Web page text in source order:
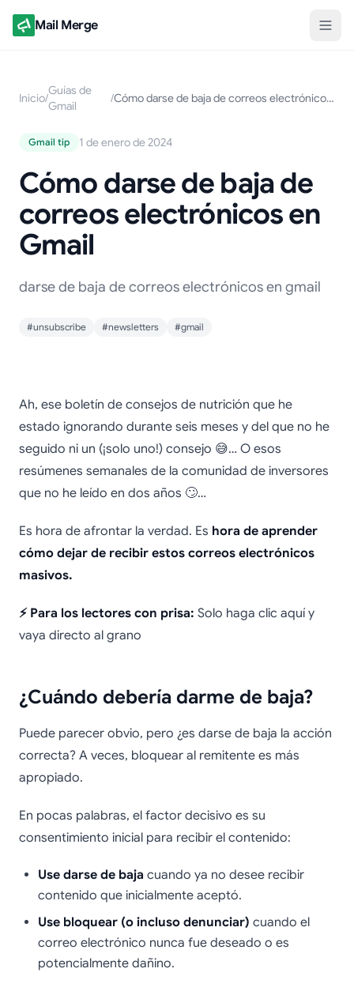
Mail Merge
Inicio/
Guías de
Gmail
/ Cómo darse de baja de correos electrónicos en Gmail
Gmail tip 1 de enero de 2024
Cómo darse de baja de
correos electrónicos en
Gmail
darse de baja de correos electrónicos en gmail
#unsubscribe #newsletters #gmail
Cómo darse de baja de
correos electrónicos
en Gmail
Ah, ese boletín de consejos de nutrición que he
estado ignorando durante seis meses y del que no he
seguido ni un (¡solo uno!) consejo 😅… O esos
resúmenes semanales de la comunidad de inversores
que no he leído en dos años 🙄…
Es hora de afrontar la verdad. Es hora de aprender
cómo dejar de recibir estos correos electrónicos
masivos.
⚡ Para los lectores con prisa: Solo haga clic aquí y
vaya directo al grano
¿Cuándo debería darme de baja?
Puede parecer obvio, pero ¿es darse de baja la acción
correcta? A veces, bloquear al remitente es más
apropiado.
En pocas palabras, el factor decisivo es su
consentimiento inicial para recibir el contenido:
Use darse de baja cuando ya no desee recibir
contenido que inicialmente aceptó.
Use bloquear (o incluso denunciar) cuando el
correo electrónico nunca fue deseado o es
potencialmente dañino.